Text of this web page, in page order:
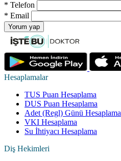
* Telefon
* Email
Yorum yap
Hesaplamalar
TUS Puan Hesaplama
DUS Puan Hesaplama
Adet (Regl) Günü Hesaplama
VKI Hesaplama
Su İhtiyacı Hesaplama
Diş Hekimleri